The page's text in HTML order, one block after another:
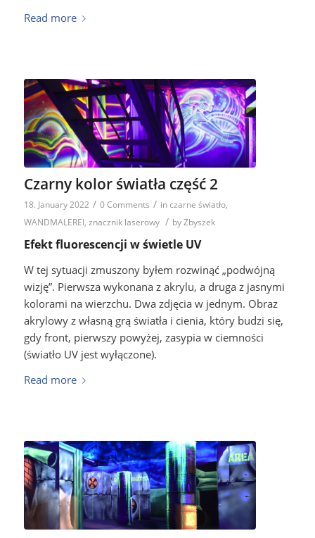
Read more
Czarny kolor światła część 2
18. January 2022 / 0 Comments / inczarne światło,
WANDMALEREI, znacznik laserowy / byZbyszek
Efekt fluorescencji w świetle UV
W tej sytuacji zmuszony byłem rozwinąć „podwójną
wizję”. Pierwsza wykonana z akrylu, a druga z jasnymi
kolorami na wierzchu. Dwa zdjęcia w jednym. Obraz
akrylowy z własną grą światła i cienia, który budzi się,
gdy front, pierwszy powyżej, zasypia w ciemności
(światło UV jest wyłączone).
Read more